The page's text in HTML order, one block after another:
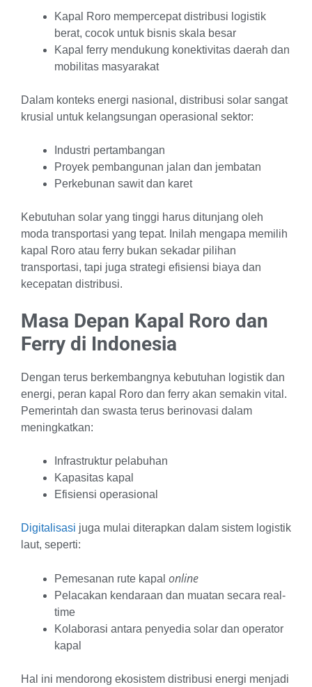
Kapal Roro mempercepat distribusi logistik
berat, cocok untuk bisnis skala besar
Kapal ferry mendukung konektivitas daerah dan
mobilitas masyarakat
Dalam konteks energi nasional, distribusi solar sangat
krusial untuk kelangsungan operasional sektor:
Industri pertambangan
Proyek pembangunan jalan dan jembatan
Perkebunan sawit dan karet
Kebutuhan solar yang tinggi harus ditunjang oleh
moda transportasi yang tepat. Inilah mengapa memilih
kapal Roro atau ferry bukan sekadar pilihan
transportasi, tapi juga strategi efisiensi biaya dan
kecepatan distribusi.
Masa Depan Kapal Roro dan
Ferry di Indonesia
Dengan terus berkembangnya kebutuhan logistik dan
energi, peran kapal Roro dan ferry akan semakin vital.
Pemerintah dan swasta terus berinovasi dalam
meningkatkan:
Infrastruktur pelabuhan
Kapasitas kapal
Efisiensi operasional
Digitalisasi juga mulai diterapkan dalam sistem logistik
laut, seperti:
Pemesanan rute kapal online
Pelacakan kendaraan dan muatan secara real-
time
Kolaborasi antara penyedia solar dan operator
kapal
Hal ini mendorong ekosistem distribusi energi menjadi